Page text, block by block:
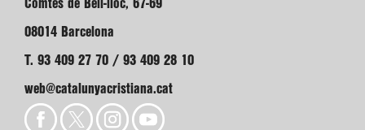
Comtes de Bell-lloc, 67-69
08014 Barcelona
T. 93 409 27 70 / 93 409 28 10
web@catalunyacristiana.cat